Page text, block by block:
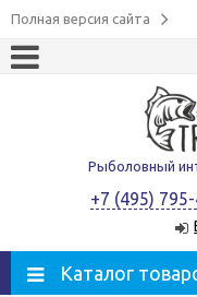
Полная версия сайта
Рыболовный
+7 (495)
Каталог